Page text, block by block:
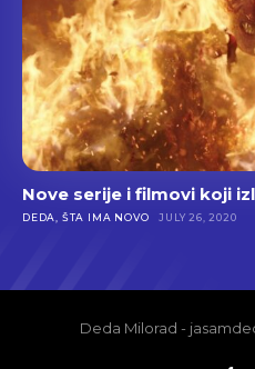
Nove serije i filmovi koji
DEDA, ŠTA IMA NOVO JULY 26, 2020
Deda Milorad -